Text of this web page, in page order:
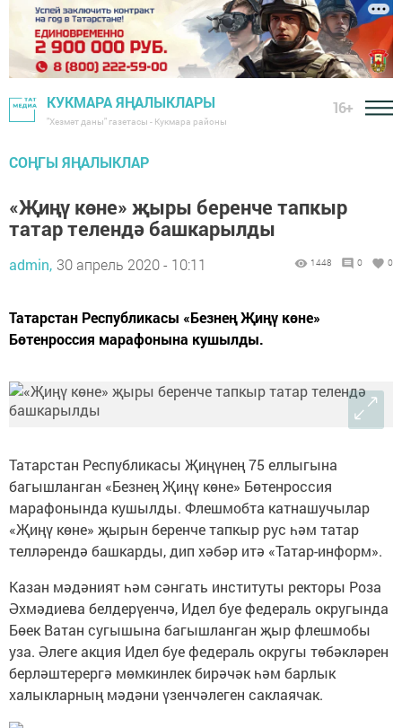
КУКМАРА ЯҢАЛЫКЛАРЫ
"Хезмәт даны" газетасы - Кукмара районы
16+
СОҢГЫ ЯҢАЛЫКЛАР
«Җиңү көне» җыры беренче тапкыр
татар телендә башкарылды
admin, 30 апрель 2020 - 10:11 1448 0 0
Татарстан Республикасы «Безнең Җиңү көне»
Бөтенроссия марафонына кушылды.
Татарстан Республикасы Җиңүнең 75 еллыгына
багышланган «Безнең Җиңү көне» Бөтенроссия
марафонында кушылды. Флешмобта катнашучылар
«Җиңү көне» җырын беренче тапкыр рус һәм татар
телләрендә башкарды, дип хәбәр итә «Татар-информ».
Казан мәдәният һәм сәнгать институты ректоры Роза
Әхмәдиева белдерүенчә, Идел буе федераль округында
Бөек Ватан сугышына багышланган җыр флешмобы
уза. Әлеге акция Идел буе федераль округы төбәкләрен
берләштерергә мөмкинлек бирәчәк һәм барлык
халыкларның мәдәни үзенчәлеген саклаячак.